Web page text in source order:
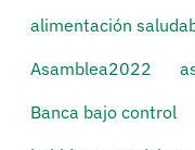
alimentación
Asamblea2022
Banca bajo control